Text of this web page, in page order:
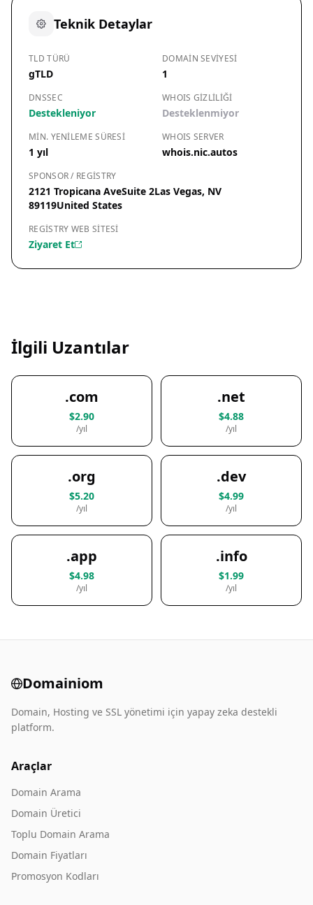
Teknik Detaylar
TLD TÜRÜ
gTLD
DOMAIN SEVIYESI
1
DNSSEC
Destekleniyor
WHOIS GIZLILIĞI
Desteklenmiyor
MIN. YENILEME SÜRESI
1 yıl
WHOIS SERVER
whois.nic.autos
SPONSOR / REGISTRY
2121 Tropicana AveSuite 2Las Vegas, NV
89119United States
REGISTRY WEB SITESI
Ziyaret Et
İlgili Uzantılar
.com
$2.90
/yıl
.net
$4.88
/yıl
.org
$5.20
/yıl
.dev
$4.99
/yıl
.app
$4.98
/yıl
.info
$1.99
/yıl
Domainiom
Domain, Hosting ve SSL yönetimi için yapay zeka destekli
platform.
Araçlar
Domain Arama
Domain Üretici
Toplu Domain Arama
Domain Fiyatları
Promosyon Kodları